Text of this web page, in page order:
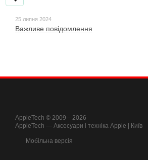
25 липня 2024
Важливе повідомлення
AppleTech © 2009—2026
AppleTech — Аксесуари і техніка Apple | Київ
Мобільна версія